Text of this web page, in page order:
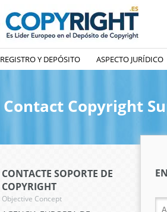
REGISTRO Y DEPÓSITO ASPECTO JURÍDICO
Contact Copyright
CONTACTE SOPORTE DE
COPYRIGHT
Objective Concept